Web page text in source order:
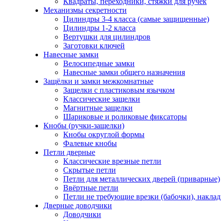
Механизмы секретности
Цилиндры 3-4 класса (самые защищенные)
Цилиндры 1-2 класса
Вертушки для цилиндров
Заготовки ключей
Навесные замки
Велосипедные замки
Навесные замки общего назначения
Защёлки и замки межкомнатные
Защелки с пластиковым язычком
Классические защелки
Магнитные защелки
Шариковые и роликовые фиксаторы
Кнобы (ручки-защелки)
Кнобы округлой формы
Фалевые кнобы
Петли дверные
Классические врезные петли
Скрытые петли
Петли для металлических дверей (приварные)
Ввёртные петли
Петли не требующие врезки (бабочки),
Дверные доводчики
Доводчики